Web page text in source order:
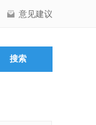
意见建议